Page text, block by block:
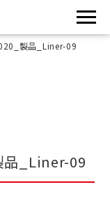
製品_Liner-09
品_Liner-09